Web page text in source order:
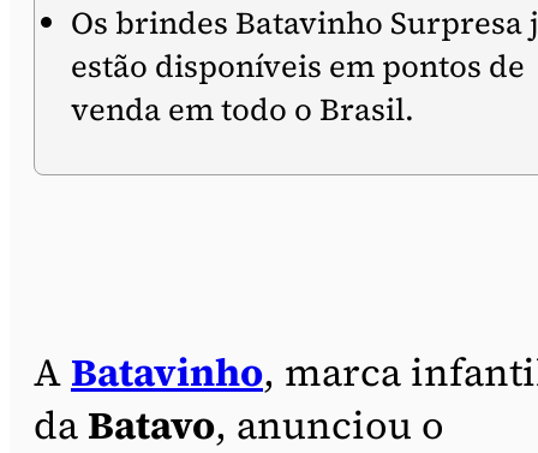
Os brindes Batavinho Surpresa
estão disponíveis em pontos de
venda em todo o Brasil.
A Batavinho, marca
da Batavo, anunciou o